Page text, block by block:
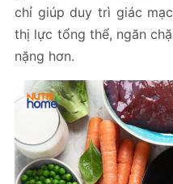
chỉ giúp duy trì giác
thị lực tổng thể, ngăn
nặng hơn.